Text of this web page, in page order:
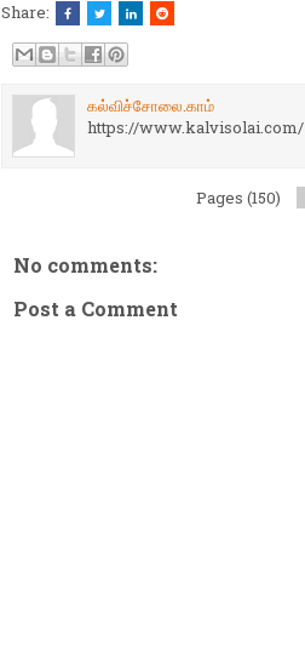
Share:
கல்விச்சோலை.காம்
https://www.kalvisolai.com/
Pages (150)
No comments:
Post a Comment